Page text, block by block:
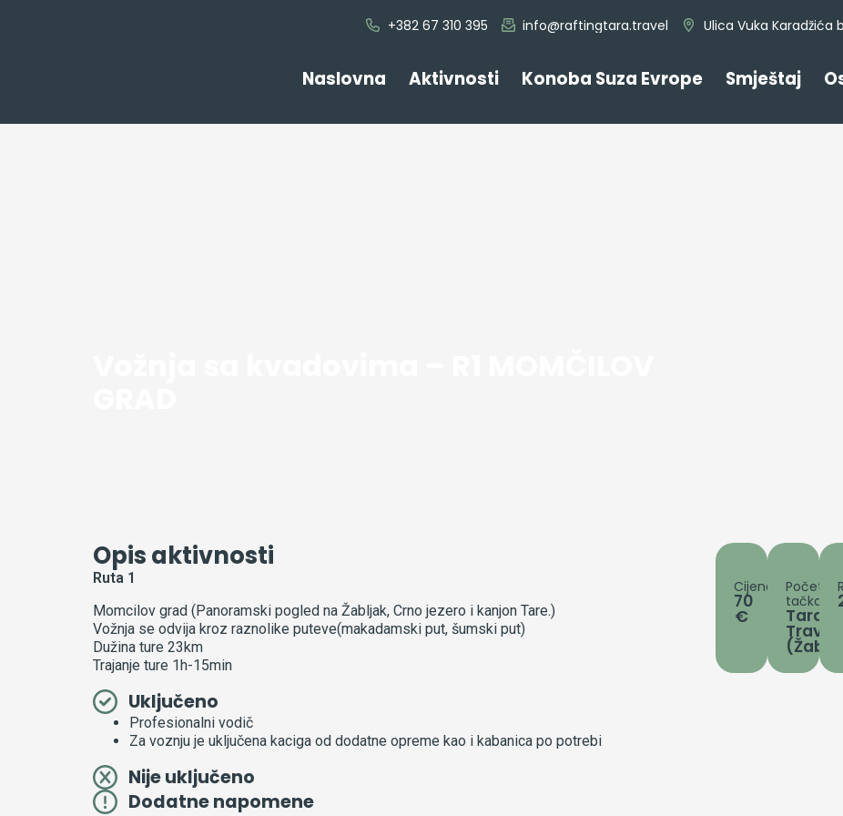
+382 67 310 395 info@raftingtara.travel Ulica Vuka Karadžića
Naslovna Aktivnosti Konoba Suza Evrope Smještaj
Opis aktivnosti
Ruta 1
Momcilov grad (Panoramski pogled na Žabljak, Crno jezero i kanjon Tare.)
Vožnja se odvija kroz raznolike puteve(makadamski put, šumski put)
Dužina ture 23km
Trajanje ture 1h-15min
Uključeno
Profesionalni vodič
Za voznju je uključena kaciga od dodatne opreme kao i kabanica po potrebi
Nije uključeno
Dodatne napomene
Cijena
70
€
Početna
tačka
Tara
Travel